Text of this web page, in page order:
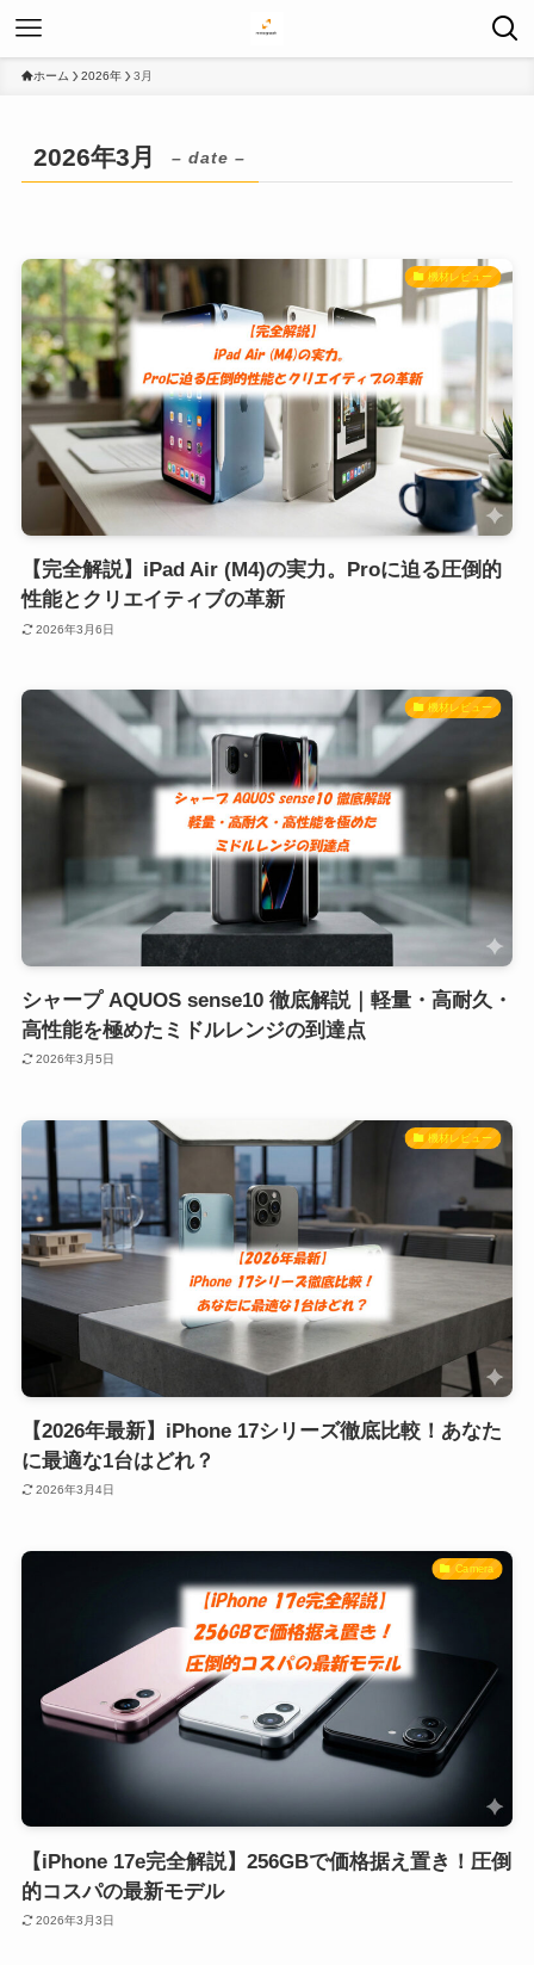
ホーム 2026年 3月
2026年3月 – date –
機材レビュー
【完全解説】iPad Air (M4)の実力。Proに迫る圧倒的
性能とクリエイティブの革新
2026年3月6日
機材レビュー
シャープ AQUOS sense10 徹底解説｜軽量・高耐久・
高性能を極めたミドルレンジの到達点
2026年3月5日
機材レビュー
​【2026年最新】iPhone 17シリーズ徹底比較！あなた
に最適な1台はどれ？
2026年3月4日
Camera
【iPhone 17e完全解説】256GBで価格据え置き！圧倒
的コスパの最新モデル
2026年3月3日